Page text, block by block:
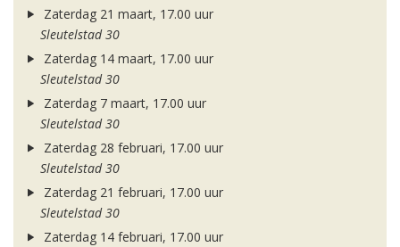
Zaterdag 21 maart, 17.00 uur
Sleutelstad 30
Zaterdag 14 maart, 17.00 uur
Sleutelstad 30
Zaterdag 7 maart, 17.00 uur
Sleutelstad 30
Zaterdag 28 februari, 17.00 uur
Sleutelstad 30
Zaterdag 21 februari, 17.00 uur
Sleutelstad 30
Zaterdag 14 februari, 17.00 uur